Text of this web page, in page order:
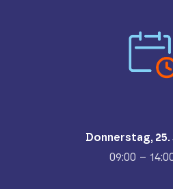
Donnerstag, 25.
09:00 –